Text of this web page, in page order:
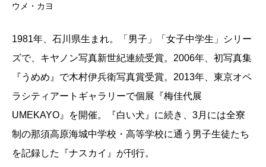
ウメ・カヨ
1981年、石川県生まれ。「男子」「女子中学生」シリー
ズで、キヤノン写真新世紀連続受賞。2006年、初写真集
『うめめ』で木村伊兵衛写真賞受賞。2013年、東京オペ
ラシティアートギャラリーで個展『梅佳代展
UMEKAYO』を開催。『白い犬』に続き、3月には全寮
制の那須高原海城中学校・高等学校に通う男子生徒たち
を記録した『ナスカイ』が刊行。